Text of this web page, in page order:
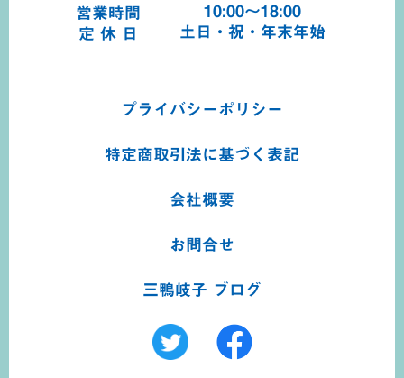
営業時間
10:00～18:00
定 休 日
土日・祝・年末年始
プライバシーポリシー
特定商取引法に基づく 表記
会社概要
お問合せ
三鴨岐子 ブログ